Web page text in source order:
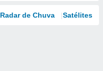
Radar de Chuva Satélites